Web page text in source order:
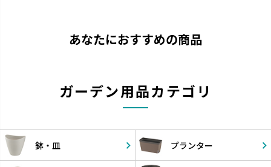
あなたにおすすめの商品
ガーデン用品カテゴリ
鉢・皿 プランター